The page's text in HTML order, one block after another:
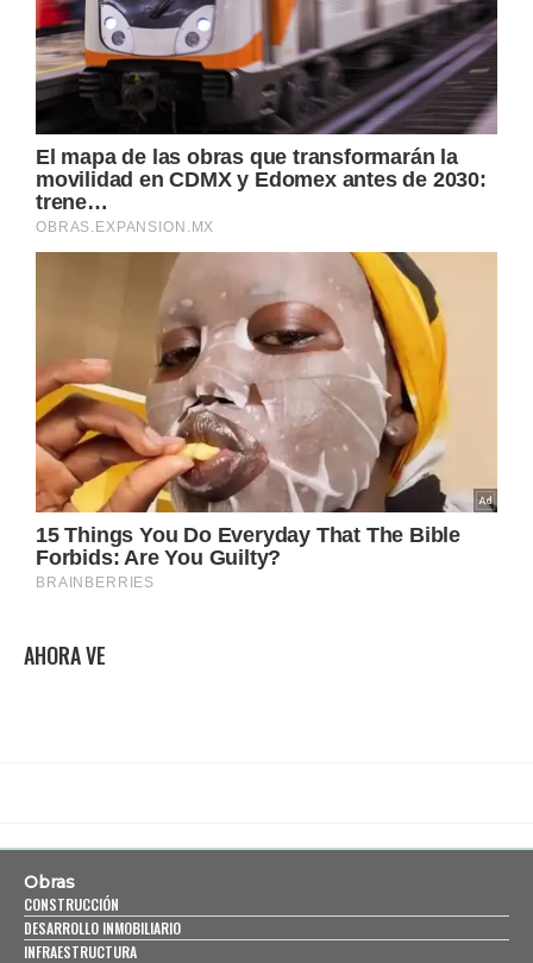
AHORA VE
Obras
CONSTRUCCIÓN
DESARROLLO INMOBILIARIO
INFRAESTRUCTURA